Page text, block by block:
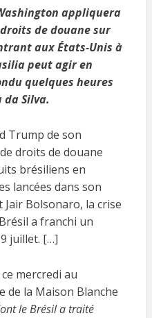
appliquera
de douane sur
aux États-Unis à
peut agir en
quelques heures
Silva.
Trump de son
droits de douane
brésiliens en
lancées dans son
Jair Bolsonaro, la crise
a franchi un
juillet. […]
mercredi au
de la Maison Blanche
le Brésil a traité